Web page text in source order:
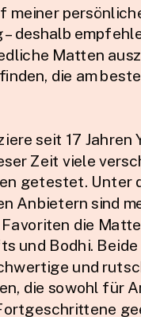
meiner
deshalb
Matten
die am
seit 17 Jahren
Zeit viele
getestet. Unter
Anbietern sind
die
und Bodhi. Beide
und
die sowohl für